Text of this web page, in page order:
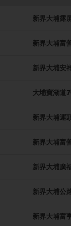
新界大埔露
新界大埔富
新界大埔安
大埔寶湖道
新界大埔運
新界大埔富
新界大埔廣
新界大埔公
新界大埔富